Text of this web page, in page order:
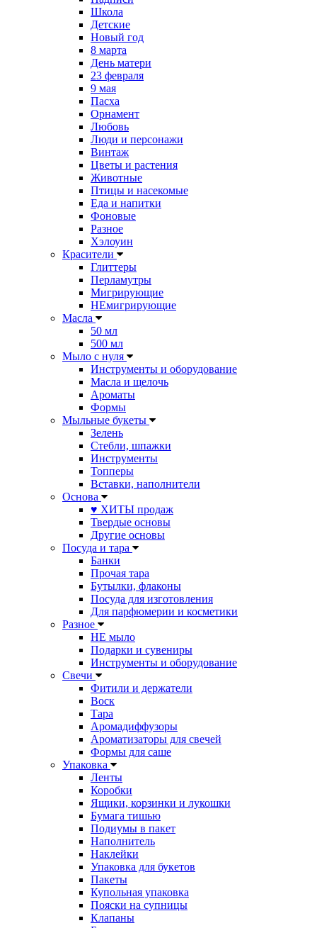
Школа
Детские
Новый год
8 марта
День матери
23 февраля
9 мая
Пасха
Орнамент
Любовь
Люди и персонажи
Винтаж
Цветы и растения
Животные
Птицы и насекомые
Еда и напитки
Фоновые
Разное
Хэлоуин
Красители
Глиттеры
Перламутры
Мигрирующие
НЕмигрирующие
Масла
50 мл
500 мл
Мыло с нуля
Инструменты и оборудование
Масла и щелочь
Ароматы
Формы
Мыльные букеты
Зелень
Стебли, шпажки
Инструменты
Топперы
Вставки, наполнители
Основа
♥ ХИТЫ продаж
Твердые основы
Другие основы
Посуда и тара
Банки
Прочая тара
Бутылки, флаконы
Посуда для изготовления
Для парфюмерии и косметики
Разное
НЕ мыло
Подарки и сувениры
Инструменты и оборудование
Свечи
Фитили и держатели
Воск
Тара
Аромадиффузоры
Ароматизаторы для свечей
Формы для саше
Упаковка
Ленты
Коробки
Ящики, корзинки и лукошки
Бумага тишью
Подиумы в пакет
Наполнитель
Наклейки
Упаковка для букетов
Пакеты
Купольная упаковка
Пояски на супницы
Клапаны